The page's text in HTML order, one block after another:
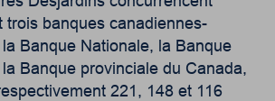
trois banques canadiennes-
Banque Nationale, la Banque
la Banque provinciale du Canada,
221, 148 et 116